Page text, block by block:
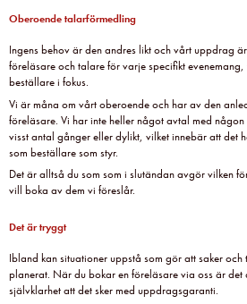
Oberoende talarförmedling
Ingens behov är den andres likt och vårt uppdrag
föreläsare och talare för varje specifikt
beställare i fokus.
Vi är måna om vårt oberoende och har av den
föreläsare. Vi har inte heller något avtal med
visst antal gånger eller dylikt, vilket innebär att det
som beställare som styr.
Det är alltså du som som i slutändan avgör vilken
vill boka av dem vi föreslår.
Det är tryggt
Ibland kan situationer uppstå som gör att saker och
planerat. När du bokar en föreläsare via oss är det
självklarhet att det sker med uppdragsgaranti.